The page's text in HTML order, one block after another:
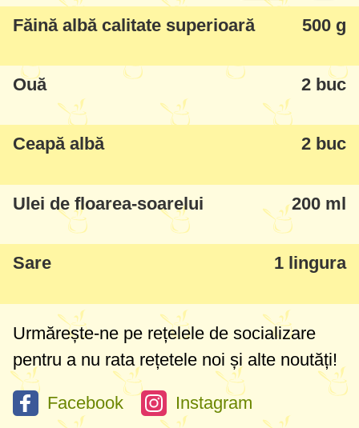
La noi se fac colțunașii cu cartofi (le servim
cu mujdei sau maioneză de post), cu varză
murată, cu ciuperci călite și neapărat cu
vișine!
Făină albă calitate superioară 500 g
Ouă 2 buc
Ceapă albă 2 buc
Ulei de floarea-soarelui 200 ml
Sare 1 lingura
Urmărește-ne pe rețelele de socializare
pentru a nu rata rețetele noi și alte noutăți!
Facebook Instagram